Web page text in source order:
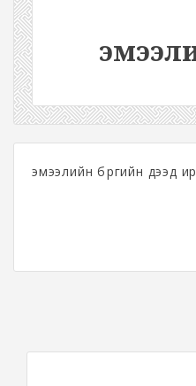
эмээлийн бүргийн дээд